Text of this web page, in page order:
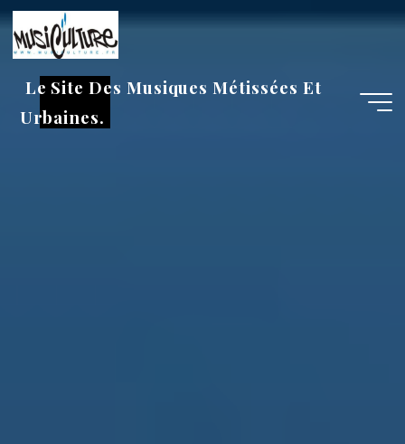
Aller
au
contenu
Le Site Des Musiques Métissées Et
Urbaines.